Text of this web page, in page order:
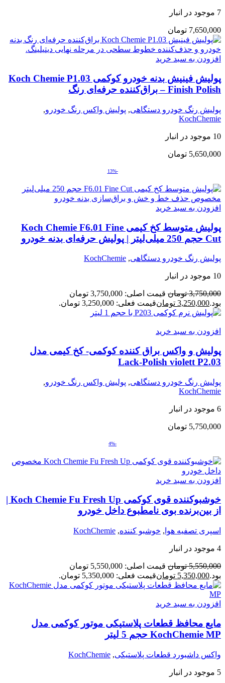
7 موجود در انبار
7,650,000 تومان
افزودن به سبد خرید
پولیش فینیش بدنه خودرو کوکمی Koch Chemie P1.03
Finish Polish – براق‌کننده حرفه‌ای رنگ
پولیش رنگ خودرو دستگاهی, پولیش واکس رنگ خودرو,
KochChemie
10 موجود در انبار
5,650,000 تومان
-13%
افزودن به سبد خرید
پولیش متوسط کخ کیمی Koch Chemie F6.01 Fine
Cut حجم 250 میلی‌لیتر | پولیش حرفه‌ای بدنه خودرو
پولیش رنگ خودرو دستگاهی,
KochChemie
10 موجود در انبار
3,750,000 تومان
قیمت اصلی: 3,750,000 تومان
بود.3,250,000 تومانقیمت فعلی: 3,250,000 تومان.
افزودن به سبد خرید
پولیش و واکس براق کننده کوکمی- کخ کیمی مدل
Lack-Polish violett P2.03
پولیش رنگ خودرو دستگاهی, پولیش واکس رنگ خودرو,
KochChemie
6 موجود در انبار
5,750,000 تومان
-4%
افزودن به سبد خرید
خوشبوکننده قوی کوکمی Koch Chemie Fu Fresh Up |
از بین‌برنده بوی نامطبوع داخل خودرو
اسپری تصفیه هوا , خوشبو کننده,
KochChemie
4 موجود در انبار
5,550,000 تومان
قیمت اصلی: 5,550,000 تومان
بود.5,350,000 تومانقیمت فعلی: 5,350,000 تومان.
افزودن به سبد خرید
مایع محافظ قطعات پلاستیکی موتور کوکمی مدل
KochChemie MP حجم 5 لیتر
واکس داشبورد قطعات پلاستیکی,
KochChemie
5 موجود در انبار